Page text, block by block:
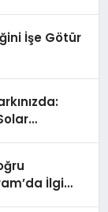
İşe Götür
İlgi